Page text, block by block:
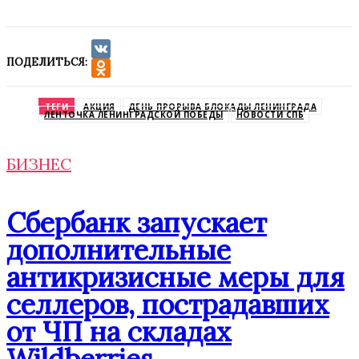
ПОДЕЛИТЬСЯ:
VK
ТЕГИ АКЦИЯ ДЕНЬ ПРОРЫВА БЛОКАДЫ ЛЕНИНГРАДА
ЛЕНТОЧКА ЛЕНИНГРАДСКОЙ ПОБЕДЫ НОВОСТИ СПБ
БИЗНЕС
Сбербанк запускает
дополнительные
антикризисные меры для
селлеров, пострадавших
от ЧП на складах